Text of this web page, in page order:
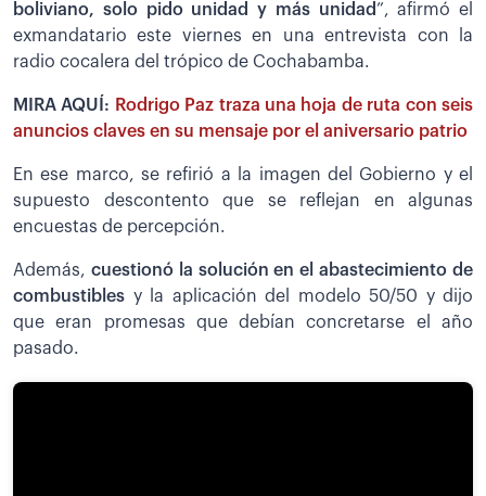
boliviano, solo pido unidad y más unidad ”, afirmó el
exmandatario este viernes en una entrevista con la
radio cocalera del trópico de Cochabamba.
MIRA AQUÍ: Rodrigo Paz traza una hoja de ruta con seis
anuncios claves en su mensaje por el aniversario patrio
En ese marco, se refirió a la imagen del Gobierno y el
supuesto descontento que se reflejan en algunas
encuestas de percepción.
Además, cuestionó la solución en el abastecimiento de
combustibles y la aplicación del modelo 50/50 y dijo
que eran promesas que debían concretarse el año
pasado.